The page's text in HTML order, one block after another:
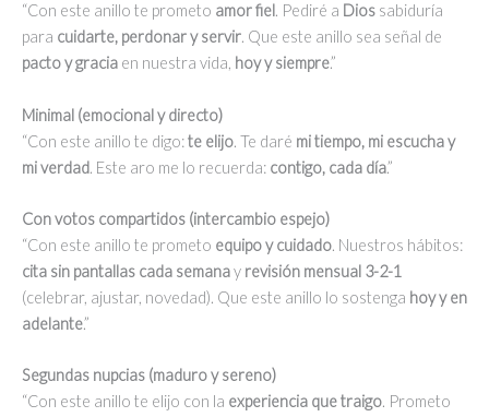
“Con este anillo te prometo amor fiel. Pediré a Dios sabiduría
para cuidarte, perdonar y servir. Que este anillo sea señal de
pacto y gracia en nuestra vida, hoy y siempre.”
Minimal (emocional y directo)
“Con este anillo te digo:te elijo. Te daré mi tiempo, mi escucha y
mi verdad. Este aro me lo recuerda: contigo, cada día.”
Con votos compartidos (intercambio espejo)
“Con este anillo te prometo equipo y cuidado. Nuestros hábitos:
cita sin pantallas cada semanay revisión mensual 3-2-1
(celebrar, ajustar, novedad). Que este anillo lo sostenga hoy y en
adelante.”
Segundas nupcias (maduro y sereno)
“Con este anillo te elijo con la experiencia que traigo. Prometo